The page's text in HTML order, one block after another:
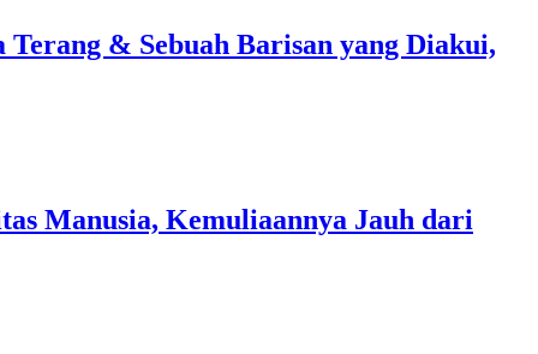
& Sebuah Barisan yang Diakui,
Manusia, Kemuliaannya Jauh dari